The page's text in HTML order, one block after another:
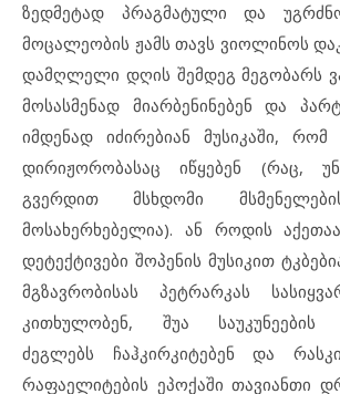
ზედმეტად პრაგმატული და
მოცალეობის ჟამს თავს ვიოლინოს
დამღლელი დღის შემდეგ მეგობარს
მოსასმენად მიარბენინებენ და
იმდენად იძირებიან მუსიკაში, რომ
დირიჟორობასაც იწყებენ (რაც,
გვერდით მსხდომი
მოსახერხებელია). ან როდის
დეტექტივები შოპენის მუსიკით
მგზავრობისას პეტრარკას
კითხულობენ, შუა
ძეგლებს ჩაჰკირკიტებენ და
რაფაელიტების ეპოქაში თავიანთი